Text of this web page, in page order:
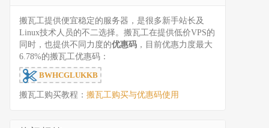
搬瓦工提供便宜稳定的服务器，是很多新手站长及
Linux技术人员的不二选择。搬瓦工在提供低价VPS的
同时，也提供不同力度的优惠码 ，目前优惠力度最大
6.78%的搬瓦工优惠码：
BWHCGLUKKB
搬瓦工购买教程： 搬瓦工购买与优惠码使用